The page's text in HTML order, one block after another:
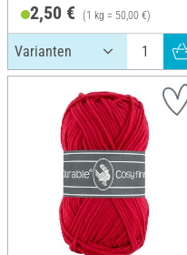
2,50 € (1 kg = 50,00 €)